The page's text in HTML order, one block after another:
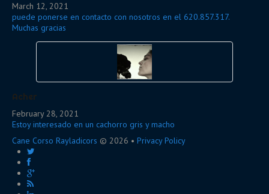
March 12, 2021
puede ponerse en contacto con nosotros en el 620.857.317.
Muchas gracias
Acher
February 28, 2021
Estoy interesado en un cachorro gris y macho
Cane Corso Rayladicors © 2026 • Privacy Policy